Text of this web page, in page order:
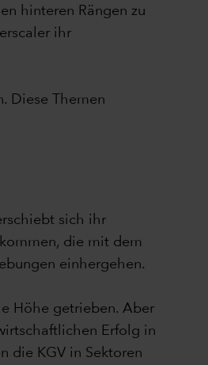
hinteren Rängen zu
ihr
Diese Themen
sich ihr
die mit dem
einhergehen.
Höhe getrieben. Aber
Erfolg in
die KGV in Sektoren